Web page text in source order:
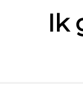
Ik